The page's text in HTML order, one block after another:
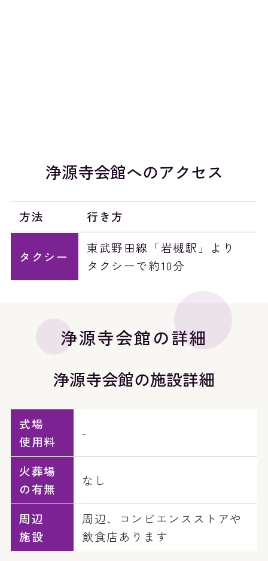
浄源寺会館へのアクセス
方法 行き方
タクシー
東武野田線「岩槻駅」より
タクシーで約10分
浄源寺会館の詳細
浄源寺会館の施設詳細
式場
使用料
-
火葬場
の有無
なし
周辺
施設
周辺、コンビエンスストアや
飲食店あります